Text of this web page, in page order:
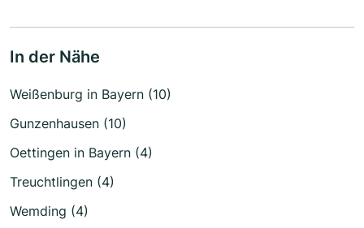
In der Nähe
Weißenburg in Bayern (10)
Gunzenhausen (10)
Oettingen in Bayern (4)
Treuchtlingen (4)
Wemding (4)